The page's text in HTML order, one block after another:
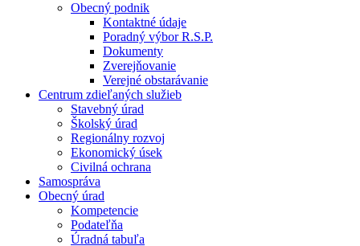
Obecný podnik
Kontaktné údaje
Poradný výbor R.S.P.
Dokumenty
Zverejňovanie
Verejné obstarávanie
Centrum zdieľaných služieb
Stavebný úrad
Školský úrad
Regionálny rozvoj
Ekonomický úsek
Civilná ochrana
Samospráva
Obecný úrad
Kompetencie
Podateľňa
Úradná tabuľa